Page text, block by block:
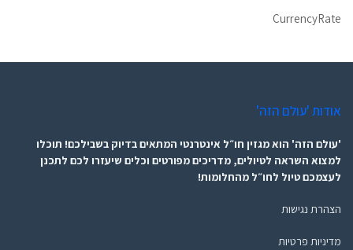
CurrencyRate
אודות 'עולם הזה'
'עולם הזה' הוא מגזין חו״ל אינטרנטי המתאים בדיוק בשבילכם! תוכלו
למצוא השראה לטיולים, מדריכים מפורטים וכלים שיעזרו לכם לתכנן
לעצמכם טיול לחו״ל מהחלומות!
הצהרת נגישות
מדיניות פרטיות